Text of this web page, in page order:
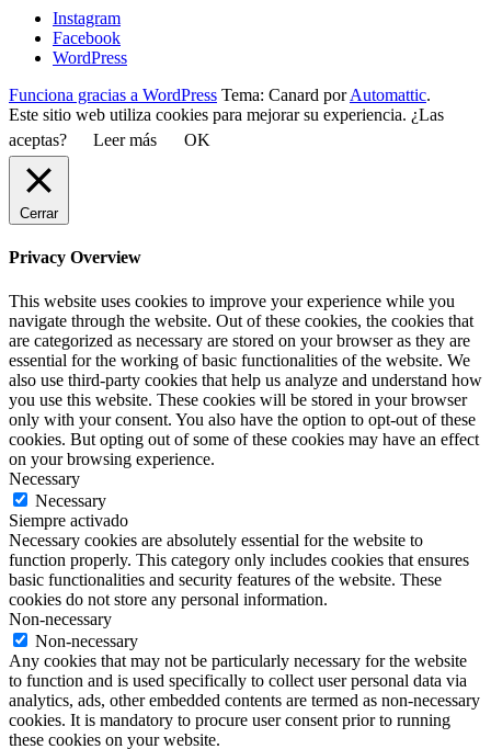
Instagram
Facebook
WordPress
Funciona gracias a WordPress Tema: Canard porAutomattic.
Este sitio web utiliza cookies para mejorar su experiencia. ¿Las
aceptas?
Leer más OK
Cerrar
Privacy Overview
This website uses cookies to improve your experience while you
navigate through the website. Out of these cookies, the cookies that
are categorized as necessary are stored on your browser as they are
essential for the working of basic functionalities of the website. We
also use third-party cookies that help us analyze and understand how
you use this website. These cookies will be stored in your browser
only with your consent. You also have the option to opt-out of these
cookies. But opting out of some of these cookies may have an effect
on your browsing experience.
Necessary
Necessary
Siempre activado
Necessary cookies are absolutely essential for the website to
function properly. This category only includes cookies that ensures
basic functionalities and security features of the website. These
cookies do not store any personal information.
Non-necessary
Non-necessary
Any cookies that may not be particularly necessary for the website
to function and is used specifically to collect user personal data via
analytics, ads, other embedded contents are termed as non-necessary
cookies. It is mandatory to procure user consent prior to running
these cookies on your website.